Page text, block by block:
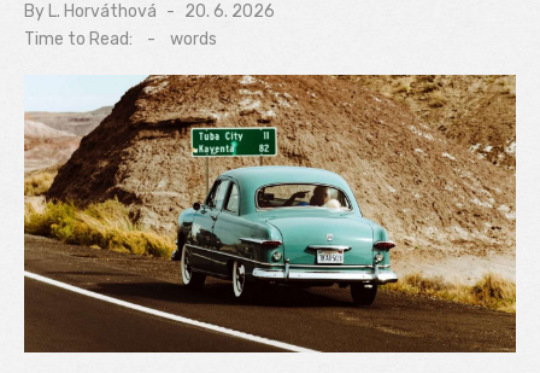
By L. Horváthová
Posted
on
20. 6. 2026
Time to Read:
- words